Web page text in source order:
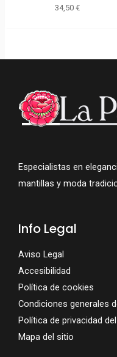
34,50€
Especialistas en
mantillas y moda
Info Legal
Aviso Legal
Accesibilidad
Política de cookies
Condiciones generales
Política de privacidad
Mapa del sitio